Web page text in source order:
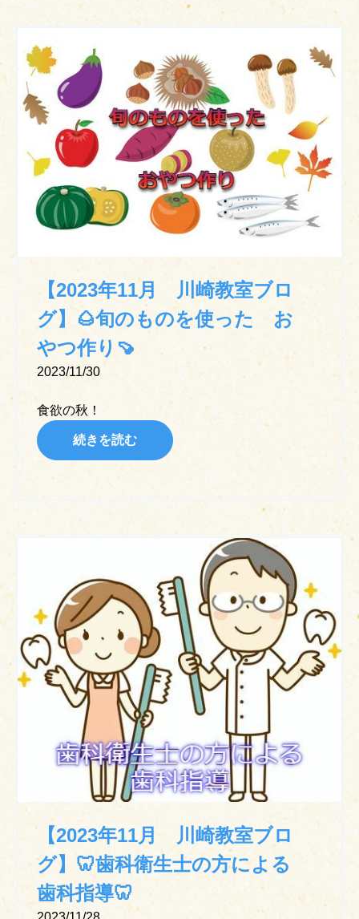
【2023年11月 川崎教室ブロ
グ】🌰旬のものを使った お
やつ作り🍠
2023/11/30
食欲の秋！
続きを読む
【2023年11月 川崎教室ブロ
グ】🦷歯科衛生士の方による
歯科指導🦷